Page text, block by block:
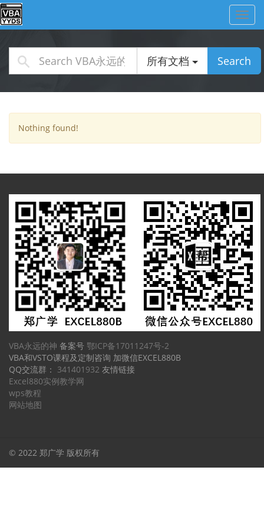
所有文档 Search
Nothing found!
VBA永远的神 备案号 鄂ICP备17011247号-2
VBA和VSTO课程及定制咨询 加微信EXCEL880B
QQ交流群： 341401932 友情链接
Excel880实例教学网
wps教程
网站地图
© 2022 郑广学 版权所有